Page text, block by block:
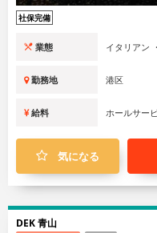
社保完備
業態 イタリアン
勤務地 港区
給料 ホールサー
気になる
DEK 青山